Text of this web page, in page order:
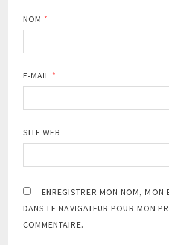
NOM *
E-MAIL *
SITE WEB
ENREGISTRER MON NOM, MON
DANS LE NAVIGATEUR POUR MON
COMMENTAIRE.